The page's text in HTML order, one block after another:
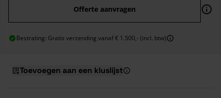
Offerte aanvragen
Bestrating: Gratis verzending vanaf € 1.500,- (incl. btw)
Toevoegen aan een kluslijst